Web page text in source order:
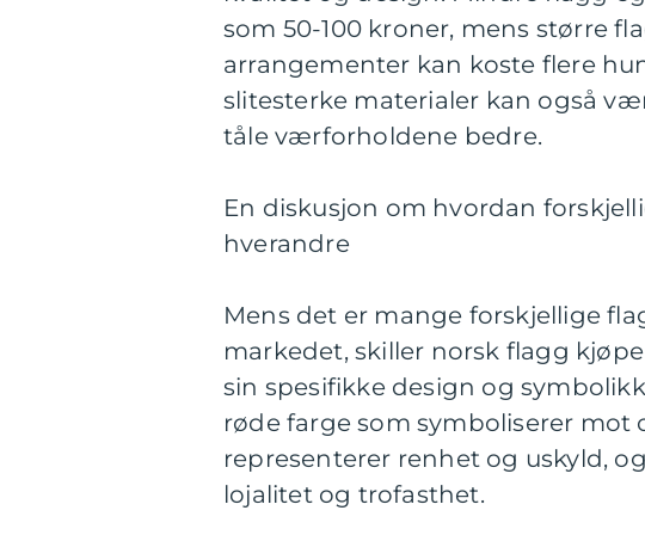
som 50-100 kroner, mens større
arrangementer kan koste flere
slitesterke materialer kan også
tåle værforholdene bedre.
En diskusjon om hvordan
hverandre
Mens det er mange forskjellige
markedet, skiller norsk flagg
sin spesifikke design og
røde farge som symboliserer mot
representerer renhet og uskyld,
lojalitet og trofasthet.